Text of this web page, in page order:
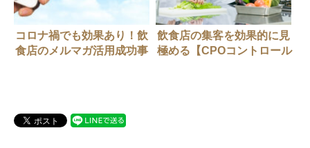
コロナ禍でも効果あり！飲
食店のメルマガ活用成功事
飲食店の集客を効果的に見
極める【CPOコントロール